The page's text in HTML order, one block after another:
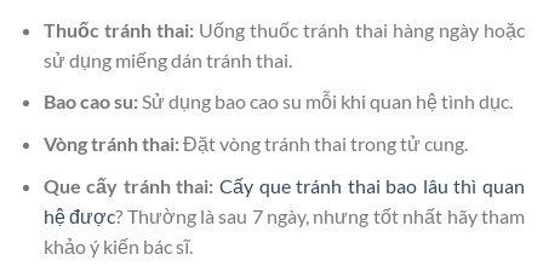
Thuốc tránh thai: Uống thuốc tránh thai hàng ngày hoặc
sử dụng miếng dán tránh thai.
Bao cao su:Sử dụng bao cao su mỗi khi quan hệ tình dục.
Vòng tránh thai:Đặt vòng tránh thai trong tử cung.
Que cấy tránh thai: Cấy que tránh thai bao lâu thì quan
hệ được? Thường là sau 7 ngày, nhưng tốt nhất hãy tham
khảo ý kiến bác sĩ.